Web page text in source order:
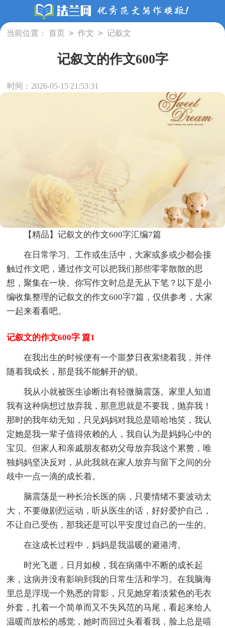
当前位置： 首页 > 作文 > 记叙文
记叙文的作文600字
时间：2026-05-15 21:53:31
【精品】记叙文的作文600字汇编7篇
在日常学习、工作或生活中，大家或多或少都会接
触过作文吧，通过作文可以把我们那些零零散散的思
想，聚集在一块。你写作文时总是无从下笔？以下是小
编收集整理的记叙文的作文600字7篇，仅供参考，大家
一起来看看吧。
记叙文的作文600字 篇1
在我出生的时候便有一个噩梦日夜萦绕着我，并伴
随着我成长，那是我不能解开的锁。
我从小就被医生诊断出有轻微脑震荡。家里人知道
我有这种病想过放弃我，那意思就是不要我，抛弃我！
那时的我年幼无知，只见妈妈对我总是嘻哈地笑，我认
定她是我一辈子值得依赖的人，我自认为是妈妈心中的
宝贝。但家人和亲戚朋友都劝父母放弃我这个累赘，唯
独妈妈坚决反对，从此我就在家人放弃与留下之间的分
歧中一点一滴的成长着。
脑震荡是一种长治长医的病，只要情绪不要波动太
大，不要做剧烈运动，听从医生的话，好好爱护自己，
不让自己受伤，那我还是可以平安度过自己的一生的。
在这成长过程中，妈妈是我温暖的避港湾。
时光飞逝，日月如梭，我在病痛中不断的成长起
来，这病并没有影响到我的日常生活和学习。在我脑海
里总是浮现一个熟悉的背影，只见她穿着淡紫色的毛衣
外套，扎着一个简单而又不失风范的马尾，看起来给人
温暖而放松的感觉，她时而回过头看看我，脸上总是嘻